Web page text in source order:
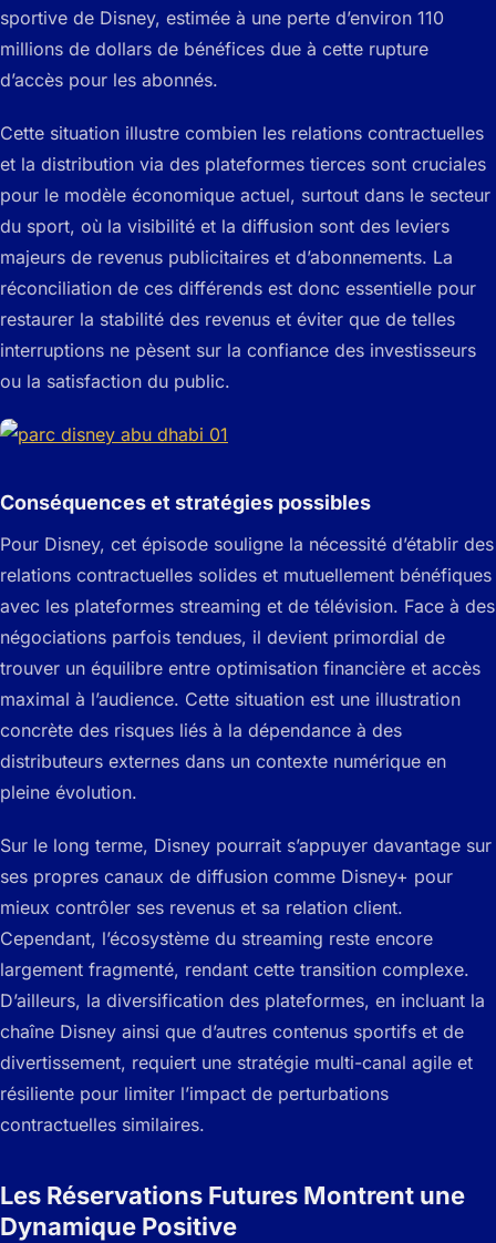
sportive de Disney, estimée à une perte d’environ 110
millions de dollars de bénéfices due à cette rupture
d’accès pour les abonnés.
Cette situation illustre combien les relations contractuelles
et la distribution via des plateformes tierces sont cruciales
pour le modèle économique actuel, surtout dans le secteur
du sport, où la visibilité et la diffusion sont des leviers
majeurs de revenus publicitaires et d’abonnements. La
réconciliation de ces différends est donc essentielle pour
restaurer la stabilité des revenus et éviter que de telles
interruptions ne pèsent sur la confiance des investisseurs
ou la satisfaction du public.
Conséquences et stratégies possibles
Pour Disney, cet épisode souligne la nécessité d’établir des
relations contractuelles solides et mutuellement bénéfiques
avec les plateformes streaming et de télévision. Face à des
négociations parfois tendues, il devient primordial de
trouver un équilibre entre optimisation financière et accès
maximal à l’audience. Cette situation est une illustration
concrète des risques liés à la dépendance à des
distributeurs externes dans un contexte numérique en
pleine évolution.
Sur le long terme, Disney pourrait s’appuyer davantage sur
ses propres canaux de diffusion comme Disney+ pour
mieux contrôler ses revenus et sa relation client.
Cependant, l’écosystème du streaming reste encore
largement fragmenté, rendant cette transition complexe.
D’ailleurs, la diversification des plateformes, en incluant la
chaîne Disney ainsi que d’autres contenus sportifs et de
divertissement, requiert une stratégie multi-canal agile et
résiliente pour limiter l’impact de perturbations
contractuelles similaires.
Les Réservations Futures Montrent une
Dynamique Positive